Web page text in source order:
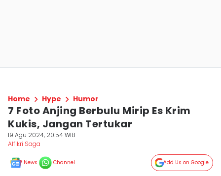
Home Hype Humor
7 Foto Anjing Berbulu Mirip Es Krim
Kukis, Jangan Tertukar
19 Agu 2024, 20:54 WIB
Alfikri Saga
News Channel Add Us on Google